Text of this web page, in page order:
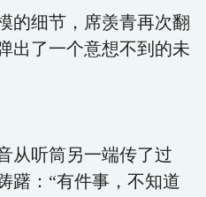
的细节，席羡青再次翻
出了一个意想不到的未
从听筒另一端传了过
躇：“有件事，不知道